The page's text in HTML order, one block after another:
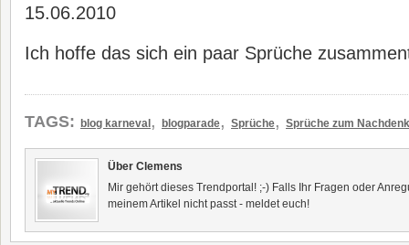
15.06.2010
Ich hoffe das sich ein paar Sprüche
TAGS: blog karneval , blogparade, Sprüche, Sprüche zum
Über Clemens
Mir gehört dieses Trendportal! ;-) Falls Ihr Fragen oder
meinem Artikel nicht passt - meldet euch!